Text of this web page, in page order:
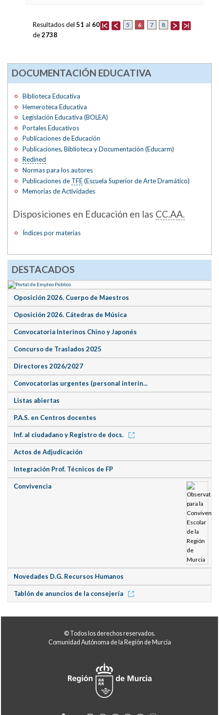
5 6 7 8
Resultados del 51 al 60
de2738
DOCUMENTACIÓN EDUCATIVA
Biblioteca Educativa
Hemeroteca Educativa
Legislación Educativa (BOLEA)
Portales Educativos
Publicaciones de Educación
Publicaciones, Biblioteca y Documentación (Educarm)
Redined
Normas para los autores
Publicaciones de TFE(Escuela Superior de Arte Dramático)
Memorias de Actividades
Disposiciones en Educación en las CC.AA.
Índices por materias
DESTACADOS
Oposición 2026. Cuerpo de Maestros
Oposición 2026. Cátedras de Música
Convocatoria Interinos Chino y Japonés
Concurso de Traslados 2025
Directores 2026/2027
Convocatorias urgentes (personal interin...
Listas abiertas
P.A.S. en Centros docentes
Inf. al ciudadano y Registro de docs.
Actos de Adjudicación
Integración Prof. Técnicos de FP
Convivencia
Novedades D.G. Recursos Humanos
Tablón de anuncios de la consejería
© Todos los derechos reservados.
Comunidad Autónoma de la Región de Murcia